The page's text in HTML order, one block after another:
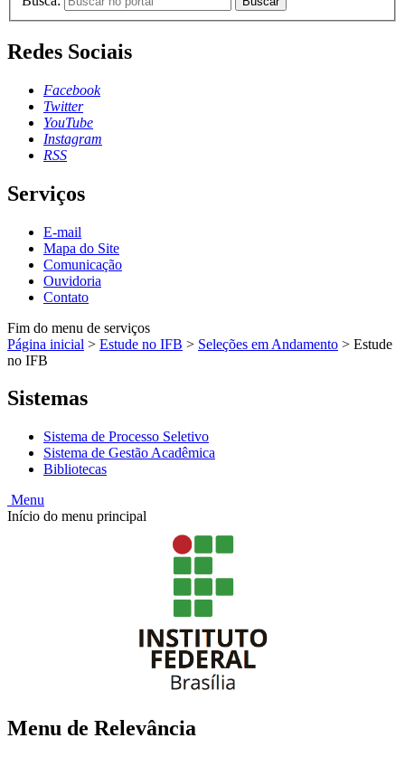
Redes Sociais
Facebook
Twitter
YouTube
Instagram
RSS
Serviços
E-mail
Mapa do Site
Comunicação
Ouvidoria
Contato
Fim do menu de serviços
Página inicial > Estude no IFB > Seleções em Andamento > Estude
no IFB
Sistemas
Sistema de Processo Seletivo
Sistema de Gestão Acadêmica
Bibliotecas
Menu
Início do menu principal
Menu de Relevância